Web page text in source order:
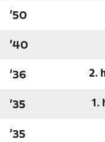
'50
'40
'36 2.
'35 1.
'35